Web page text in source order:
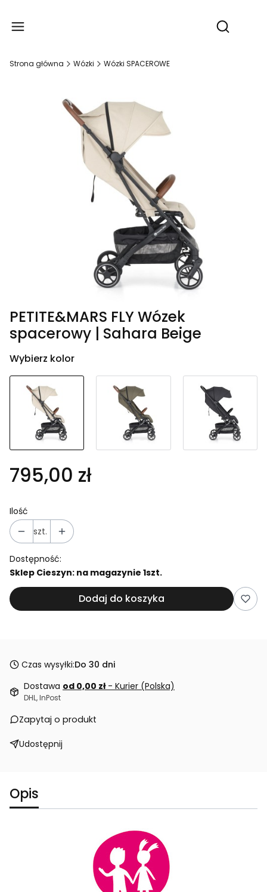
Otwórz
Strona główna Wózki Wózki SPACEROWE
PETITE&MARS FLY Wózek
spacerowy | Sahara Beige
Wybierz kolor
795,00 zł
Ilość
szt.
Dostępność:
Sklep Cieszyn: na magazynie 1szt.
Dodaj do koszyka
Czas wysyłki:Do 30 dni
Dostawa od 0,00 zł - Kurier (Polska)
DHL, InPost
Zapytaj o produkt
Udostępnij
Opis